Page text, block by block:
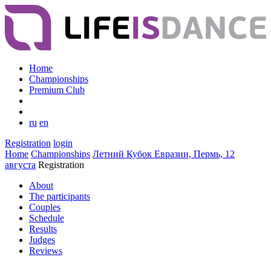
Home
Championships
Premium Club
ru en
Registration login
Home Championships Летний Кубок Евразии, Пермь, 12
августа Registration
About
The participants
Couples
Schedule
Results
Judges
Reviews